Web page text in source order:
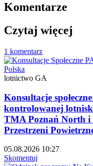
Komentarze
Czytaj więcej
1 komentarz
Polska
lotnictwo GA
Konsultacje
kontrolowanej
TMA Poznań North
Przestrzeni
05.08.2026 10:27
Skomentuj